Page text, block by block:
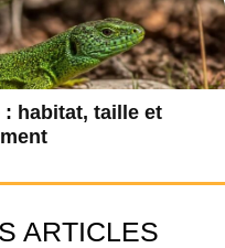
: habitat, taille et
ARTICLES